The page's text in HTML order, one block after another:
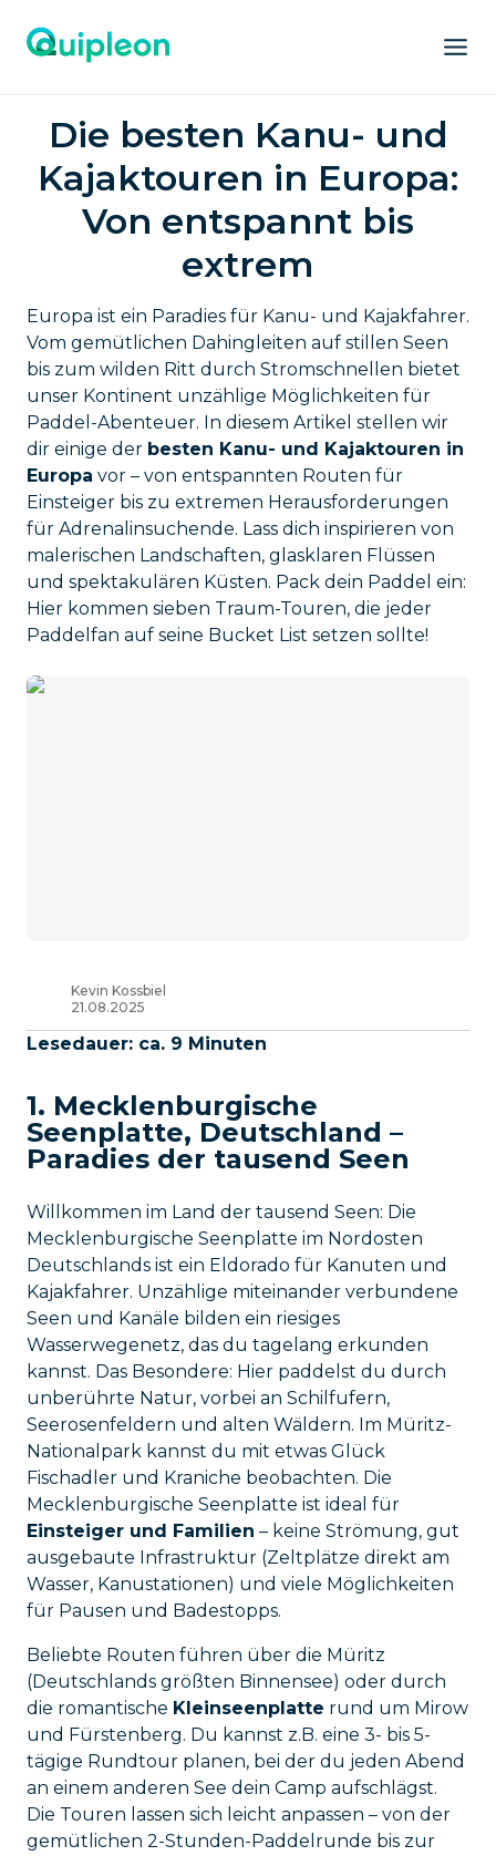
Die besten Kanu- und
Kajaktouren in Europa:
Von entspannt bis
extrem
Europa ist ein Paradies für Kanu- und Kajakfahrer.
Vom gemütlichen Dahingleiten auf stillen Seen
bis zum wilden Ritt durch Stromschnellen bietet
unser Kontinent unzählige Möglichkeiten für
Paddel-Abenteuer. In diesem Artikel stellen wir
dir einige der besten Kanu- und Kajaktouren in
Europa vor – von entspannten Routen für
Einsteiger bis zu extremen Herausforderungen
für Adrenalinsuchende. Lass dich inspirieren von
malerischen Landschaften, glasklaren Flüssen
und spektakulären Küsten. Pack dein Paddel ein:
Hier kommen sieben Traum-Touren, die jeder
Paddelfan auf seine Bucket List setzen sollte!
Kevin Kossbiel
21.08.2025
Lesedauer: ca. 9 Minuten
1. Mecklenburgische
Seenplatte, Deutschland –
Paradies der tausend Seen
Willkommen im Land der tausend Seen: Die
Mecklenburgische Seenplatte im Nordosten
Deutschlands ist ein Eldorado für Kanuten und
Kajakfahrer. Unzählige miteinander verbundene
Seen und Kanäle bilden ein riesiges
Wasserwegenetz, das du tagelang erkunden
kannst. Das Besondere: Hier paddelst du durch
unberührte Natur, vorbei an Schilfufern,
Seerosenfeldern und alten Wäldern. Im Müritz-
Nationalpark kannst du mit etwas Glück
Fischadler und Kraniche beobachten. Die
Mecklenburgische Seenplatte ist ideal für
Einsteiger und Familien – keine Strömung, gut
ausgebaute Infrastruktur (Zeltplätze direkt am
Wasser, Kanustationen) und viele Möglichkeiten
für Pausen und Badestopps.
Beliebte Routen führen über die Müritz
(Deutschlands größten Binnensee) oder durch
die romantische Kleinseenplatte rund um Mirow
und Fürstenberg. Du kannst z.B. eine 3- bis 5-
tägige Rundtour planen, bei der du jeden Abend
an einem anderen See dein Camp aufschlägst.
Die Touren lassen sich leicht anpassen – von der
gemütlichen 2-Stunden-Paddelrunde bis zur